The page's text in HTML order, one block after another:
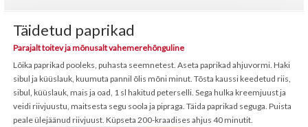
Täidetud paprikad
Parajalt toitev ja mõnusalt vahemerehõnguline
Lõika paprikad pooleks, puhasta seemnetest. Aseta paprikad ahjuvormi. Haki
sibul ja küüslauk, kuumuta pannil õlis mõni minut. Tõsta kaussi keedetud riis,
sibul, küüslauk, mais ja oad, 1 sl hakitud peterselli. Sega hulka kreemjuust ja
veidi riivjuustu, maitsesta segu soola ja pipraga. Täida paprikad seguga. Puista
peale ülejäänud riivjuust. Küpseta 200-kraadises ahjus 40 minutit.